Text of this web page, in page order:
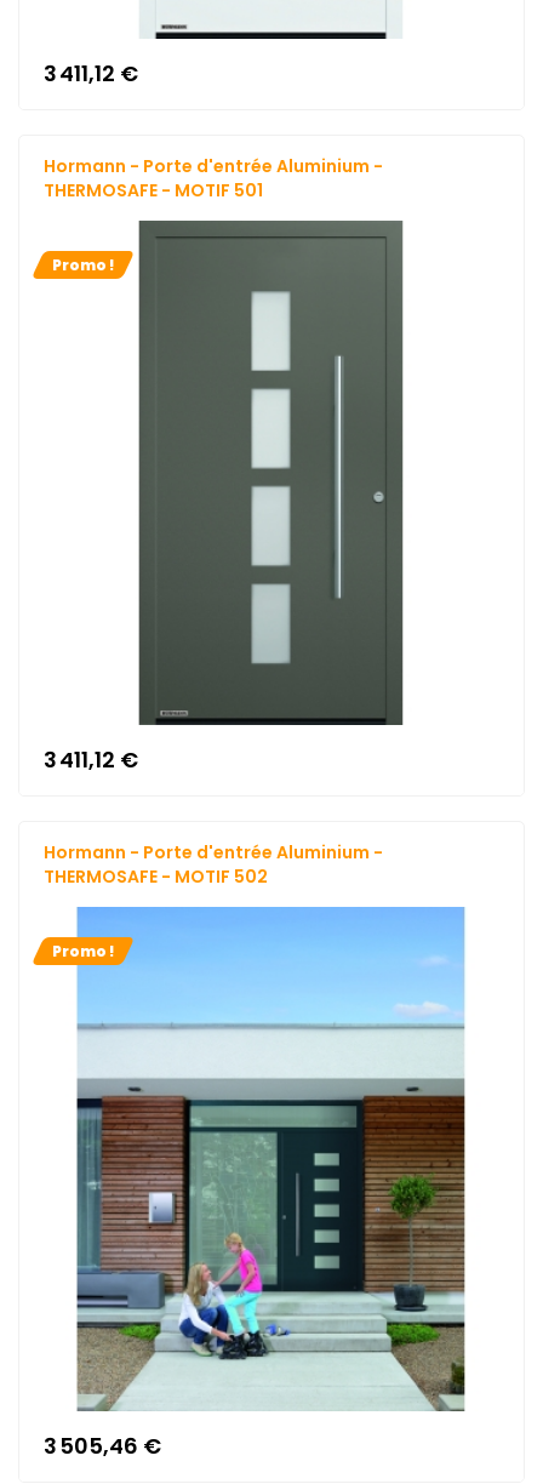
3 411,12 €
Hormann - Porte d'entrée Aluminium -
THERMOSAFE - MOTIF 501
Promo !
3 411,12 €
Hormann - Porte d'entrée Aluminium -
THERMOSAFE - MOTIF 502
Promo !
3 505,46 €